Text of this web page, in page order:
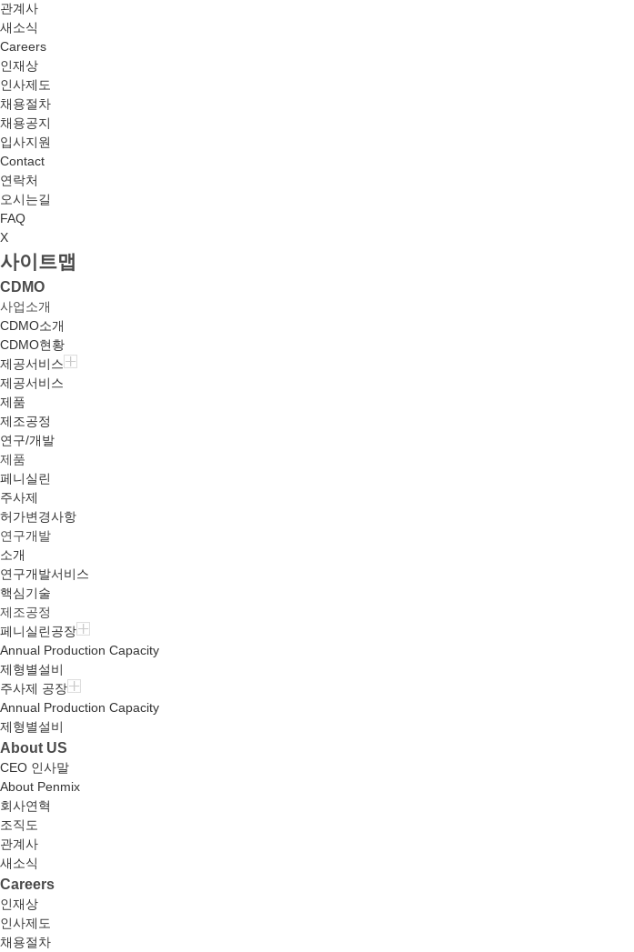
관계사
새소식
Careers
인재상
인사제도
채용절차
채용공지
입사지원
Contact
연락처
오시는길
FAQ
X
사이트맵
CDMO
사업소개
CDMO소개
CDMO현황
제공서비스
제공서비스
제품
제조공정
연구/개발
제품
페니실린
주사제
허가변경사항
연구개발
소개
연구개발서비스
핵심기술
제조공정
페니실린공장
Annual Production Capacity
제형별설비
주사제 공장
Annual Production Capacity
제형별설비
About US
CEO 인사말
About Penmix
회사연혁
조직도
관계사
새소식
Careers
인재상
인사제도
채용절차